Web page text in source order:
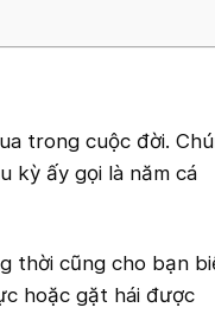
trong cuộc đời.
kỳ ấy gọi là năm cá
thời cũng cho bạn
hoặc gặt hái được